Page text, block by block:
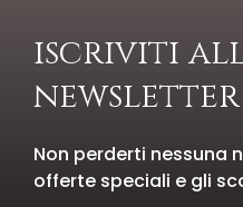
iscriviti
newsletter
Non perderti nessuna
offerte speciali e gli